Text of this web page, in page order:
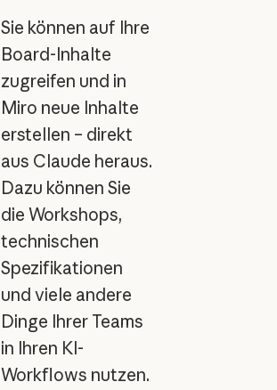
Sie können auf Ihre
Board-Inhalte
zugreifen und in
Miro neue Inhalte
erstellen – direkt
aus Claude heraus.
Dazu können Sie
die Workshops,
technischen
Spezifikationen
und viele andere
Dinge Ihrer Teams
in Ihren KI-
Workflows nutzen.